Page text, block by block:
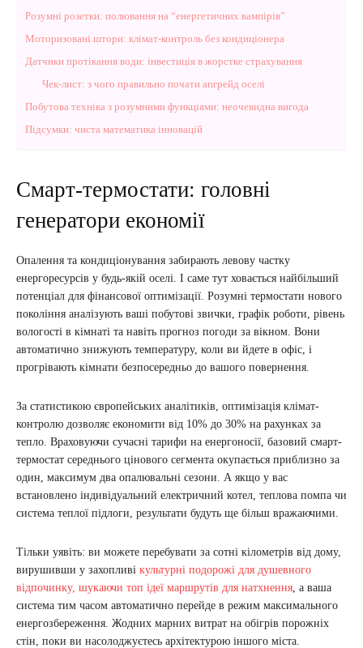
Розумні розетки: полювання на “енергетичних вампірів”
Моторизовані штори: клімат-контроль без кондиціонера
Датчики протікання води: інвестиція в жорстке страхування
Чек-лист: з чого правильно почати апгрейд оселі
Побутова техніка з розумними функціями: неочевидна вигода
Підсумки: чиста математика інновацій
Смарт-термостати: головні
генератори економії
Опалення та кондиціонування забирають левову частку
енергоресурсів у будь-якій оселі. І саме тут ховається найбільший
потенціал для фінансової оптимізації. Розумні термостати нового
покоління аналізують ваші побутові звички, графік роботи, рівень
вологості в кімнаті та навіть прогноз погоди за вікном. Вони
автоматично знижують температуру, коли ви йдете в офіс, і
прогрівають кімнати безпосередньо до вашого повернення.
За статистикою європейських аналітиків, оптимізація клімат-
контролю дозволяє економити від 10% до 30% на рахунках за
тепло. Враховуючи сучасні тарифи на енергоносії, базовий смарт-
термостат середнього цінового сегмента окупається приблизно за
один, максимум два опалювальні сезони. А якщо у вас
встановлено індивідуальний електричний котел, теплова помпа чи
система теплої підлоги, результати будуть ще більш вражаючими.
Тільки уявіть: ви можете перебувати за сотні кілометрів від дому,
вирушивши у захопливі культурні подорожі для душевного
відпочинку, шукаючи топ ідеї маршрутів для натхнення , а ваша
система тим часом автоматично перейде в режим максимального
енергозбереження. Жодних марних витрат на обігрів порожніх
стін, поки ви насолоджуєтесь архітектурою іншого міста.